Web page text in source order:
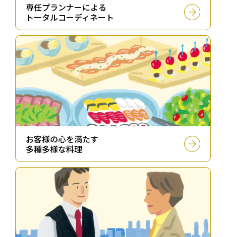
専任プランナーによる
トータルコーディネート
お客様の⼼を満たす
多種多様な料理